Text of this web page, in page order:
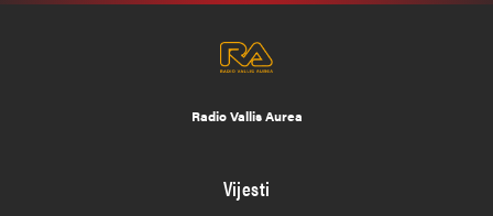
Radio Vallis Aurea
Vijesti